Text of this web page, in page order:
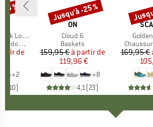
Low WP
réduit
de
+2
10)
%
MARQUE
ON
Article
Cloud 6
Product group
Baskets
Prix
159,95 € Prix réduit
à partir de
119,96 €
+8
4,1(23)
Remise
Jusqu'à -25 %
Article
Product
169,95 €